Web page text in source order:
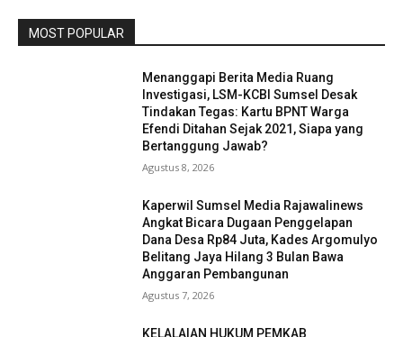
MOST POPULAR
Menanggapi Berita Media Ruang
Investigasi, LSM-KCBI Sumsel Desak
Tindakan Tegas: Kartu BPNT Warga
Efendi Ditahan Sejak 2021, Siapa yang
Bertanggung Jawab?
Agustus 8, 2026
Kaperwil Sumsel Media Rajawalinews
Angkat Bicara Dugaan Penggelapan
Dana Desa Rp84 Juta, Kades Argomulyo
Belitang Jaya Hilang 3 Bulan Bawa
Anggaran Pembangunan
Agustus 7, 2026
KELALAIAN HUKUM PEMKAB